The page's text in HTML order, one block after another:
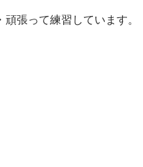
張って練習しています。